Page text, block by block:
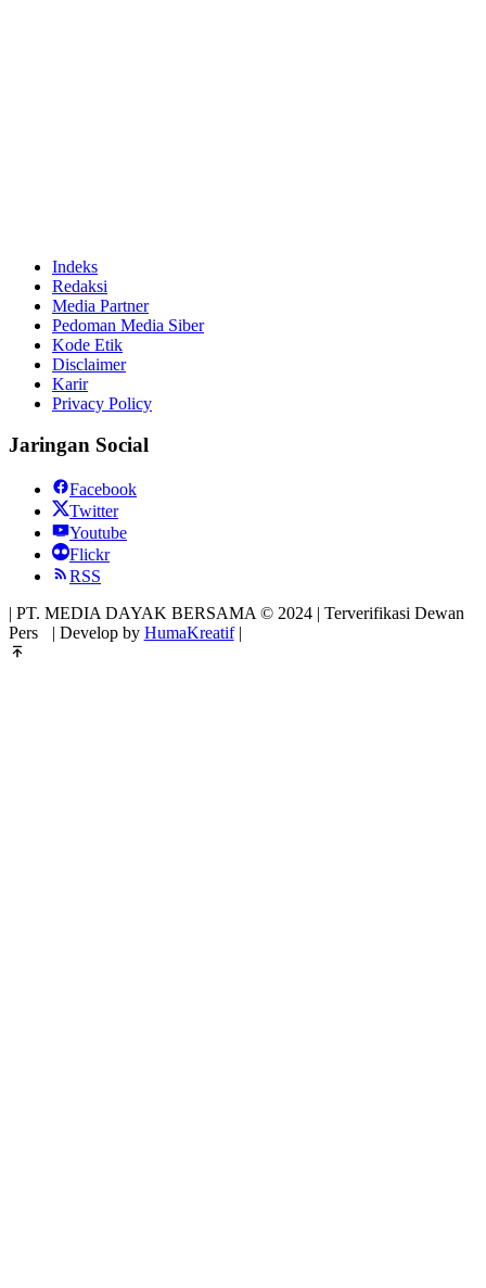
Indeks
Redaksi
Media Partner
Pedoman Media Siber
Kode Etik
Disclaimer
Karir
Privacy Policy
Jaringan Social
Facebook
Twitter
Youtube
Flickr
RSS
| PT. MEDIA DAYAK BERSAMA © 2024 | Terverifikasi Dewan
Pers
| Develop by HumaKreatif|